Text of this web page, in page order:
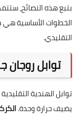
بتبع هذه النصائح،
الخطوات الأساسية هي
التقليدي.
توابل
توابل الهندية
يضيف حرارة وحدة.